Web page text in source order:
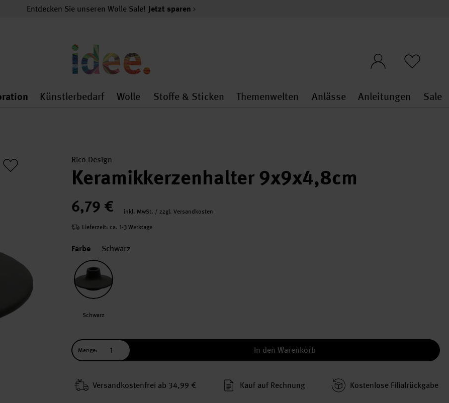
Entdecken Sie unseren Wolle Sale! Jetzt sparen
general.openMenu
Dekoration general.openMenu
Künstlerbedarf
Künstlerbedarf general.openMenu
Wolle
Wolle general.openMenu
Stoffe & Sticken
Stoffe & Sticken general.openMenu
Themenwelten
Themenwelten
Anlässe
Anlässe
Anleitungen Sale
Rico Design
Keramikkerzenhalter 9x9x4,8cm
6,79 €
inkl. MwSt. / zzgl. Versandkosten
Lieferzeit: ca. 1-3 Werktage
Farbe Schwarz
Schwarz
Menge: In den Warenkorb
Versand­kosten­frei ab 34,99 € Kauf auf Rechnung Kosten­lose Filial­rückgabe